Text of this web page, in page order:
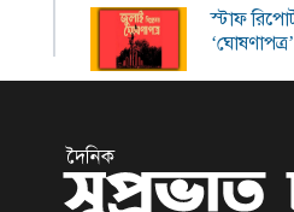
স্টাফ